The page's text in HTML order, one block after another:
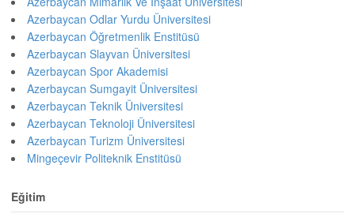
Azerbaycan Odlar Yurdu Üniversitesi
Azerbaycan Öğretmenlik Enstitüsü
Azerbaycan Slayvan Üniversitesi
Azerbaycan Spor Akademisi
Azerbaycan Sumgayit Üniversitesi
Azerbaycan Teknik Üniversitesi
Azerbaycan Teknoloji Üniversitesi
Azerbaycan Turizm Üniversitesi
Mingeçevir Politeknik Enstitüsü
Eğitim